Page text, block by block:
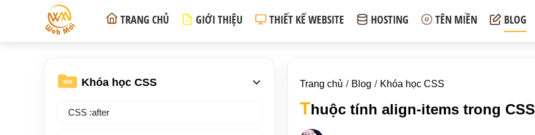
TRANG CHỦ GIỚI THIỆU THIẾT KẾ WEBSITE HOSTING TÊN MIỀN BLOG
Trang chủ Blog Khóa học CSS
Thuộc tính align-items trong CSS
WM Khóa học CSS
CSS :after